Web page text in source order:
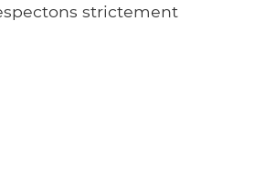
strictement